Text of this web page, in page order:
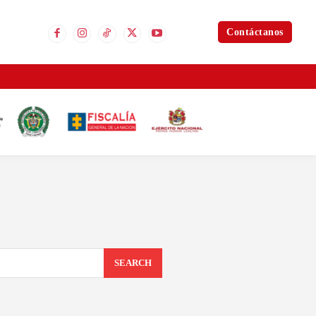
Contáctanos
SEARCH